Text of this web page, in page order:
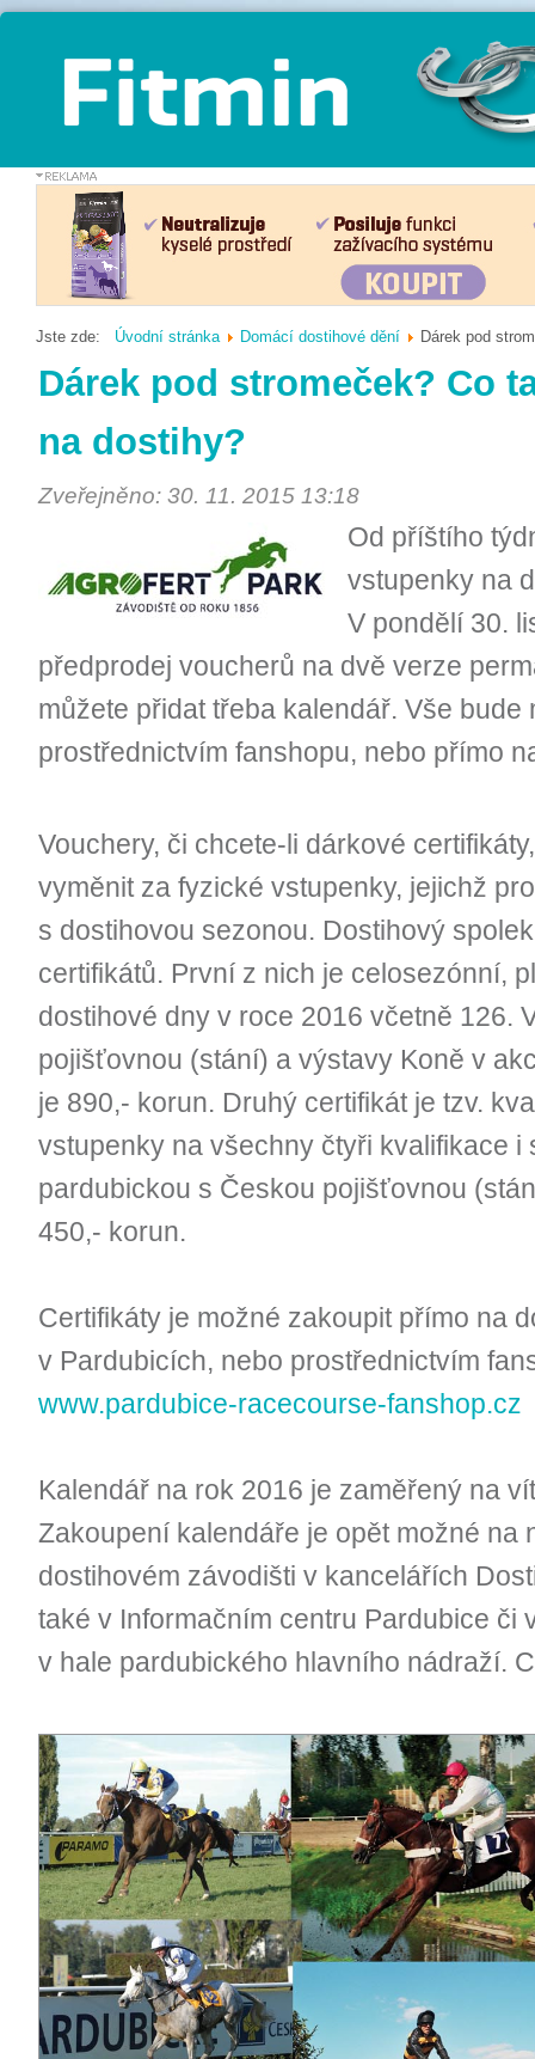
Jste zde: Úvodní stránka Domácí dostihové dění Dárek pod
Dárek pod stromeček? Co
na dostihy?
Zveřejněno: 30. 11. 2015 13:18
Od příštího
vstupenky na
V pondělí 30.
předprodej voucherů na dvě verze
můžete přidat třeba kalendář. Vše bude
prostřednictvím fanshopu, nebo přímo
Vouchery, či chcete-li dárkové
vyměnit za fyzické vstupenky, jejichž
s dostihovou sezonou. Dostihový
certifikátů. První z nich je celosezónní,
dostihové dny v roce 2016 včetně 126.
pojišťovnou (stání) a výstavy Koně v
je 890,- korun. Druhý certifikát je tzv.
vstupenky na všechny čtyři kvalifikace i
pardubickou s Českou pojišťovnou
450,- korun.
Certifikáty je možné zakoupit přímo na
v Pardubicích, nebo prostřednictvím
www.pardubice-racecourse-fanshop.cz
Kalendář na rok 2016 je zaměřený na
Zakoupení kalendáře je opět možné na
dostihovém závodišti v kancelářích
také v Informačním centru Pardubice či
v hale pardubického hlavního nádraží.